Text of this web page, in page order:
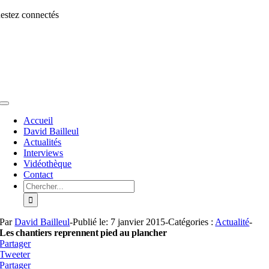
Allerconnectés
Toggle
NavigationAccueil
David Bailleul
Actualités
Interviews
Vidéothèque
Contact
Rechercher:
ParDavid Bailleul-Publié le: 7 janvier 2015-Catégories : Actualité-
Les chantiers reprennent pied au plancher
Partager
Tweeter
Partager